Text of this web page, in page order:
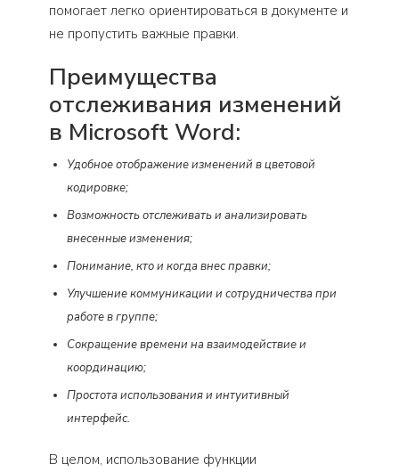
помогает легко ориентироваться в документе и
не пропустить важные правки.
Преимущества
отслеживания изменений
в Microsoft Word:
Удобное отображение изменений в цветовой
кодировке;
Возможность отслеживать и анализировать
внесенные изменения;
Понимание, кто и когда внес правки;
Улучшение коммуникации и сотрудничества при
работе в группе;
Сокращение времени на взаимодействие и
координацию;
Простота использования и интуитивный
интерфейс.
В целом, использование функции